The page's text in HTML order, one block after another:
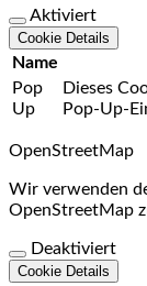
Aktiviert
Cookie Details
Name
Pop
Up
Dieses
Pop-Up-
OpenStreetMap
Wir verwenden
OpenStreetMap
Deaktiviert
Cookie Details